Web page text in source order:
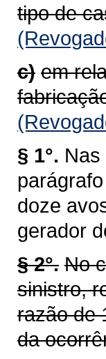
tipo de
c) em
§ 1°.
doze
gerador
§ 2°. No
sinistro,
razão de
da